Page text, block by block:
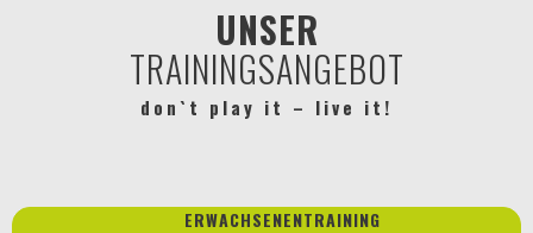
UNSER
TRAININGSANGEBOT
don`t play it – live it!
ERWACHSENENTRAINING